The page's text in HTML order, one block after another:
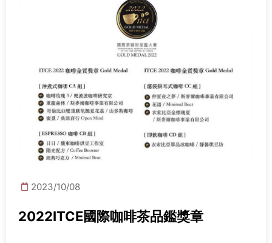
2023/10/08
2022ITCE國際咖啡茶品鑑獎章